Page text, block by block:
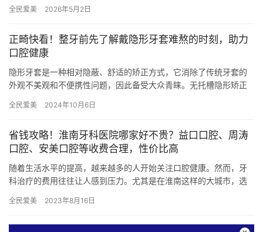
习和掌…
全民爱美 2026年5月2日
正畸快看！整牙前先了解戴隐形牙套难熬的时刻，助力
口腔健康
隐形牙套是一种相对隐蔽、舒适的矫正方式，它消除了传统牙套的
外观不美观和不便携性问题，因此备受大众青睐。无托槽隐形矫正
舒适。…
全民爱美 2024年10月6日
省钱攻略！淮南牙科医院哪家好不贵？益口口腔、周涛
口腔、安美口腔等收费合理，性价比高
随着生活水平的提高，越来越多的人开始关注口腔健康。然而，牙
科治疗的费用往往让人感到压力。尤其是在淮南这样的大城市，选
荐几家…
全民爱美 2023年8月16日